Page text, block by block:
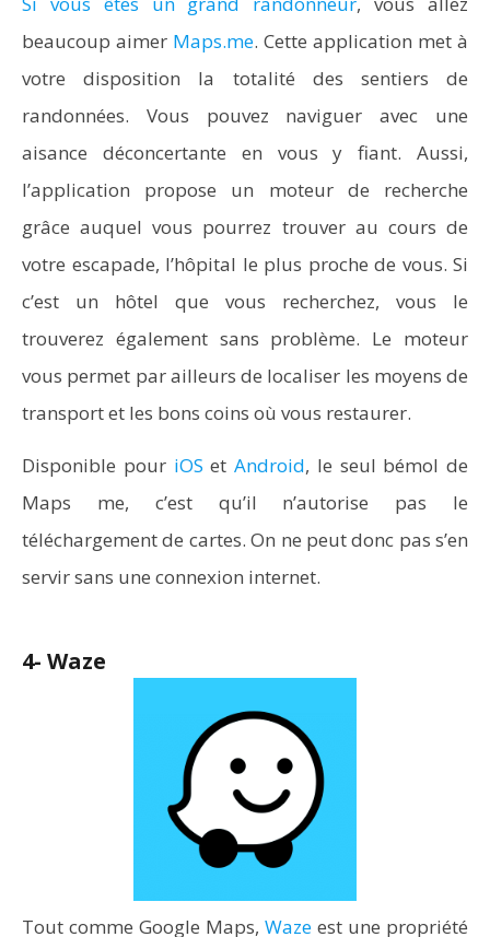
beaucoup aimer Maps.me. Cette application met à
votre disposition la totalité des sentiers de
randonnées. Vous pouvez naviguer avec une
aisance déconcertante en vous y fiant. Aussi,
l’application propose un moteur de recherche
grâce auquel vous pourrez trouver au cours de
votre escapade, l’hôpital le plus proche de vous. Si
c’est un hôtel que vous recherchez, vous le
trouverez également sans problème. Le moteur
vous permet par ailleurs de localiser les moyens de
transport et les bons coins où vous restaurer.
Disponible pour iOS et Android, le seul bémol de
Maps me, c’est qu’il n’autorise pas le
téléchargement de cartes. On ne peut donc pas s’en
servir sans une connexion internet.
4- Waze
Tout comme Google Maps, Waze est une propriété